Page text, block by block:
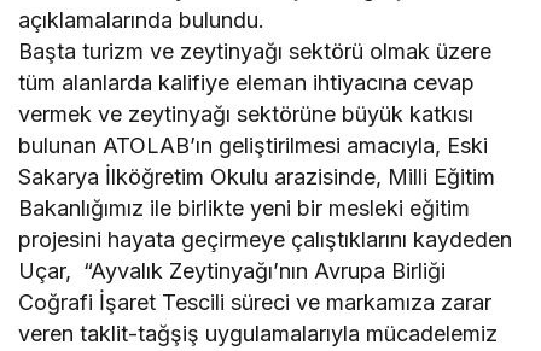
açıklamalarında bulundu.
Başta turizm ve zeytinyağı sektörü olmak üzere
tüm alanlarda kalifiye eleman ihtiyacına cevap
vermek ve zeytinyağı sektörüne büyük katkısı
bulunan ATOLAB’ın geliştirilmesi amacıyla, Eski
Sakarya İlköğretim Okulu arazisinde, Milli Eğitim
Bakanlığımız ile birlikte yeni bir mesleki eğitim
projesini hayata geçirmeye çalıştıklarını kaydeden
Uçar, “Ayvalık Zeytinyağı’nın Avrupa Birliği
Coğrafi İşaret Tescili süreci ve markamıza zarar
veren taklit-tağşiş uygulamalarıyla mücadelemiz